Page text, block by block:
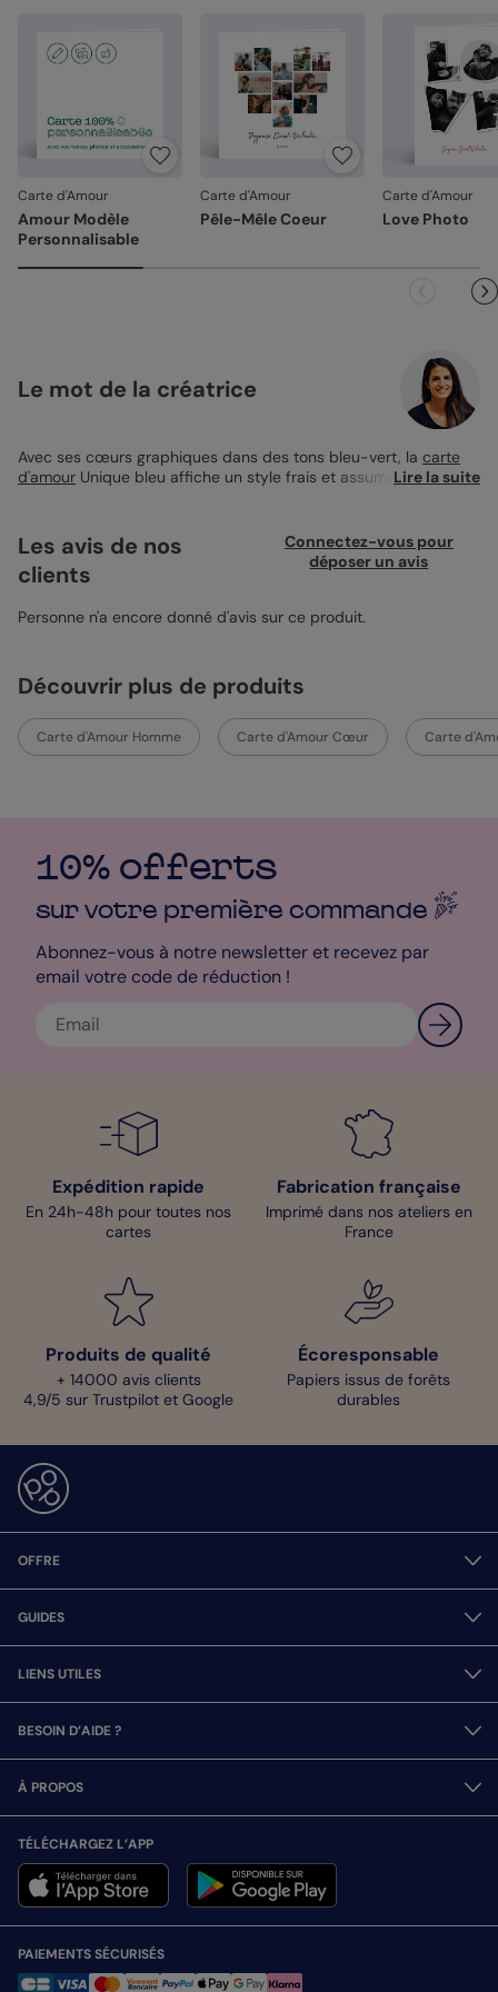
Carte d'Amour
Amour Modèle
Personnalisable
Carte d'Amour
Pêle-Mêle Coeur
Carte d'Amour
Love Photo
Le mot de la créatrice
Avec ses cœurs graphiques dans des tons bleu-vert, la carte
d'amour Unique bleu affiche un style frais et assumé. Sur la
recyclé avec coins arrondis, donne un côté doux et soigné à
l’ensemble. À l’intérieur, une photo pleine page et un message
personnalisé viennent compléter ce moment juste pour vous
Lire la suite
Les avis de nos
clients
Connectez-vous pour
déposer un avis
Personne n'a encore donné d'avis sur ce produit.
Découvrir plus de produits
Carte d'Amour Homme Carte d'Amour Cœur Carte
10% offerts
sur votre première commande
Abonnez-vous à notre newsletter et recevez par
email votre code de réduction !
Expédition rapide
En 24h-48h pour toutes nos
cartes
Fabrication française
Imprimé dans nos ateliers en
France
Produits de qualité
+ 14000 avis clients
4,9/5 sur Trustpilot et Google
Écoresponsable
Papiers issus de forêts
durables
OFFRE
GUIDES
LIENS UTILES
BESOIN D’AIDE ?
À PROPOS
TÉLÉCHARGEZ L’APP
PAIEMENTS SÉCURISÉS